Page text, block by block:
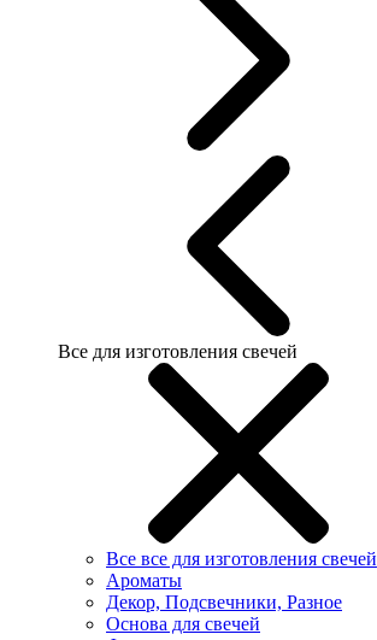
Все для изготовления свечей
Все все для изготовления свечей
Ароматы
Декор, Подсвечники, Разное
Основа для свечей